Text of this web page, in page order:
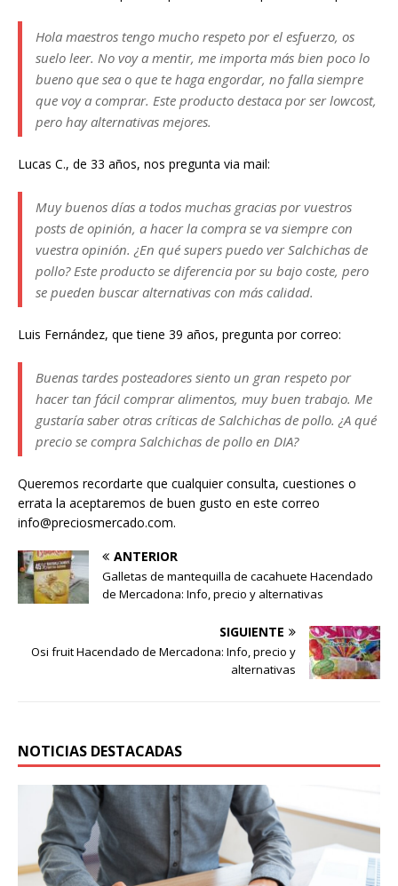
Hola maestros tengo mucho respeto por el esfuerzo, os
suelo leer. No voy a mentir, me importa más bien poco lo
bueno que sea o que te haga engordar, no falla siempre
que voy a comprar. Este producto destaca por ser lowcost,
pero hay alternativas mejores.
Lucas C., de 33 años, nos pregunta via mail:
Muy buenos días a todos muchas gracias por vuestros
posts de opinión, a hacer la compra se va siempre con
vuestra opinión. ¿En qué supers puedo ver Salchichas de
pollo? Este producto se diferencia por su bajo coste, pero
se pueden buscar alternativas con más calidad.
Luis Fernández, que tiene 39 años, pregunta por correo:
Buenas tardes posteadores siento un gran respeto por
hacer tan fácil comprar alimentos, muy buen trabajo. Me
gustaría saber otras críticas de Salchichas de pollo. ¿A qué
precio se compra Salchichas de pollo en DIA?
Queremos recordarte que cualquier consulta, cuestiones o
errata la aceptaremos de buen gusto en este correo
info@preciosmercado.com.
ANTERIOR
Galletas de mantequilla de cacahuete Hacendado
de Mercadona: Info, precio y alternativas
SIGUIENTE
Osi fruit Hacendado de Mercadona: Info, precio y
alternativas
NOTICIAS DESTACADAS